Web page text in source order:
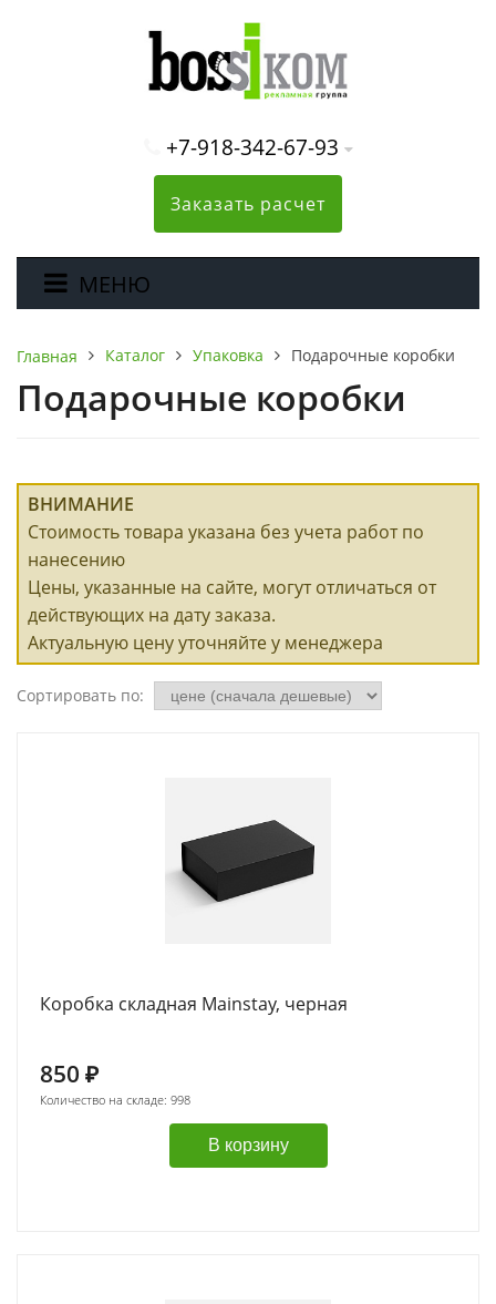
+7-918-342-67-93
Заказать расчет
МЕНЮ
Главная Каталог Упаковка Подарочные коробки
Подарочные коробки
ВНИМАНИЕ
Стоимость товара указана без учета работ по
нанесению
Цены, указанные на сайте, могут отличаться от
действующих на дату заказа.
Актуальную цену уточняйте у менеджера
Сортировать по:
Коробка складная Mainstay, черная
850 ₽
Количество на складе: 998
В корзину